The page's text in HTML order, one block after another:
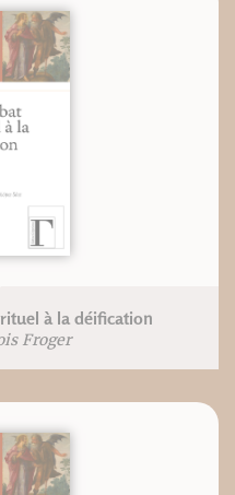
à la déification
Froger